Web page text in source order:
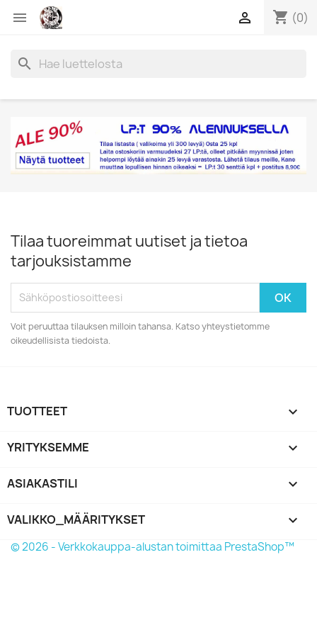
 shopping_cart (0)

search
Tilaa tuoreimmat uutiset ja tietoa
tarjouksistamme
Voit peruuttaa tilauksen milloin tahansa. Katso yhteystietomme
oikeudellisista tiedoista.
TUOTTEET 
YRITYKSEMME 
ASIAKASTILI 
VALIKKO_MÄÄRITYKSET keyboard_arrow_down
© 2026 - Verkkokauppa-alustan toimittaa PrestaShop™